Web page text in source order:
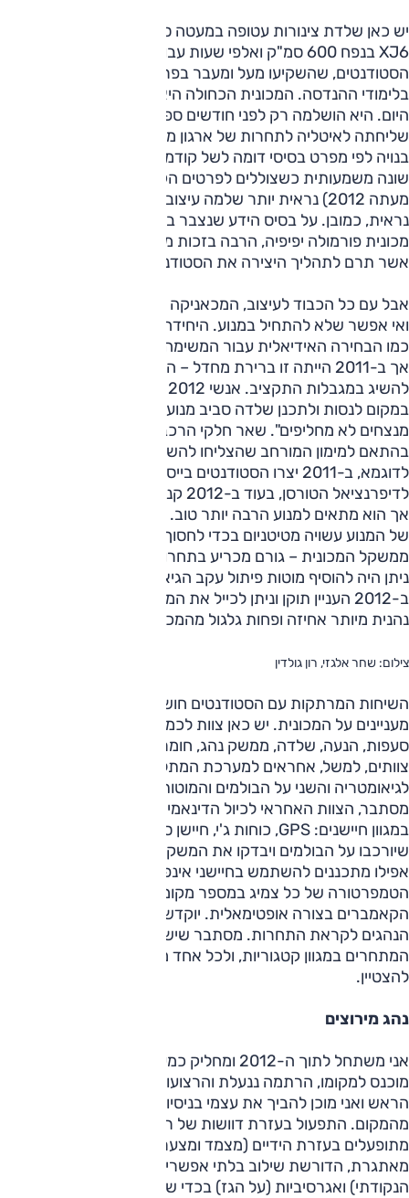
יש כאן שלדת צינורות עטופה במעטה סיבי פחמן, מנוע של ימאהה
XJ6 בנפח 600 סמ"ק ואלפי שעות עבודה של עשרות
הסטודנטים, שהשקיעו מעל ומעבר בפרויקט הגמר שלהם
בלימודי ההנדסה. המכונית הכחולה היא סיבת התכנסותנו כאן
היום. היא הושלמה רק לפני חודשים ספורים, זמן קצרצר טרם
שליחתה לאיטליה לתחרות של ארגון מהנדסי הרכב העולמי. היא
בנויה לפי מפרט בסיסי דומה לשל קודמתה, הצבועה בלבן, אך
שונה משמעותית כשצוללים לפרטים הקטנים. הכחולה (שתיקרא
מעתה 2012) נראית יותר שלמה עיצובית ותכנונית, ולא רק
מכונית פורמולה יפיפיה, הרבה בזכות מעצב הרכב דורי רגב,
אשר תרם לתהליך היצירה את הסטודנטים שלו ממכללת בצלאל.
אבל עם כל הכבוד לעיצוב, המכאניקה חשובה כאן הרבה יותר.
ואי אפשר שלא להתחיל במנוע. היחידה מבית ימאהה לא נראית
כמו הבחירה האידיאלית עבור המשימה בגלל הספק נמוך יחסית.
אך ב-2011 הייתה זו ברירת מחדל – המנוע היחיד אותו יכלו
במקום לנסות ולתכנן שלדה סביב מנוע חדש, בבחינת "סוסים
מנצחים לא מחליפים". שאר חלקי הרכב עברו רוויזיה משמעותית
לדוגמא, ב-2011 יצרו הסטודנטים בייסורים רבים בית
לדיפרנציאל הטורסן, בעוד ב-2012 קנו אחד שעלותו אלפי אירו,
של המנוע עשויה מטיטניום בכדי לחסוך עוד כמה קילוגרמים
ניתן היה להוסיף מוטות פיתול עקב הגיאומטריה של המתלים.
ב-2012 העניין תוקן וניתן לכייל את המכונית טוב יותר – היא
נהנית מיותר אחיזה ופחות גלגול מהמכונית של 2011.
צילום: שחר אלגזי, רון גולדין
השיחות המרתקות עם הסטודנטים חושפות עוד המון פרטים
מעניינים על המכונית. יש כאן צוות לכמעט כל תחום: ניהול מנוע,
סעפות, הנעה, שלדה, ממשק נהג, חומרים מרוכבים ועוד. שני
צוותים, למשל, אחראים למערכת המתלים. האחד אחראי
לגיאומטריה והשני על הבולמים והמוטות המייצבים. בשנה הבאה,
מסתבר, הצוות האחראי לכיול הדינאמי של המכונית ישתמש
במגוון חיישנים: GPS, כוחות ג'י, חיישן סבסוב וכן פוטנציומטרים
שיורכבו על הבולמים ויבדקו את המשקל על כל גלגל. החבר'ה
אפילו מתכננים להשתמש בחיישני אינפרא-אדום לבדיקת
הטמפרטורה של כל צמיג במספר מקומות, בכדי לכוון את
הקאמברים בצורה אופטימאלית. יוקדש גם זמן לא מועט לאימון
הנהגים לקראת התחרות. מסתבר שיש מספר מינימום של נהגים
המתחרים במגוון קטגוריות, ולכל אחד משימה אחרת בה עליו
להצטיין.
נהג מירוצים
אני משתחל לתוך ה-2012 ומחליק כמעט למצב שכיבה. ההגה
מוכנס למקומו, הרתמה ננעלת והרצועות נמתחות. הקסדה על
הראש ואני מוכן להביך את עצמי בניסיונות חוזרים ונשנים לצאת
מהמקום. התפעול בעזרת דוושות של רכיבים שתוכננו להיות
מתופעלים בעזרת הידיים (מצמד ומצערת) מתגלה כמשימה
מאתגרת, הדורשת שילוב בלתי אפשרי של עדינות (על המצמד
הנקודתי) ואגרסיביות (על הגז) בכדי שהמכונית לא תיכבה